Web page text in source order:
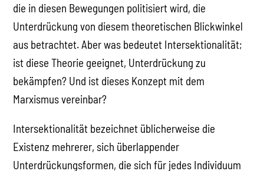
die in diesen Bewegungen politisiert wird, die
Unterdrückung von diesem theoretischen Blickwinkel
aus betrachtet. Aber was bedeutet Intersektionalität;
ist diese Theorie geeignet, Unterdrückung zu
bekämpfen? Und ist dieses Konzept mit dem
Marxismus vereinbar?
Intersektionalität bezeichnet üblicherweise die
Existenz mehrerer, sich überlappender
Unterdrückungsformen, die sich für jedes Individuum